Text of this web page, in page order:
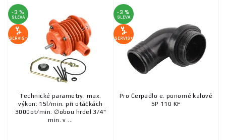
-3 %
SLEVA
SERVIS+
Technické parametry: max.
výkon: 15l/min. při otáčkách
3000ot/min. ∅obou hrdel 3/4"
min. v ...
-3 %
SLEVA
SERVIS+
Pro Čerpadlo e. ponorné kalové
SP 110 KF